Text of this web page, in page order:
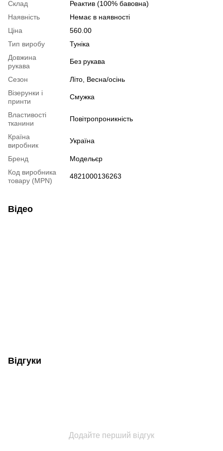
Склад
Реактив (100% бавовна)
Наявність
Немає в наявності
Ціна
560.00
Тип виробу
Туніка
Довжина
рукава
Без рукава
Сезон
Літо, Весна/осінь
Візерунки і
принти
Смужка
Властивості
тканини
Повітропроникність
Країна
виробник
Україна
Бренд
Модельєр
Код виробника
товару (MPN)
4821000136263
Відео
Відгуки
Додайте перший відгук